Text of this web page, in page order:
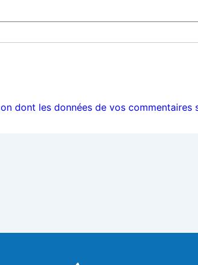
dont les données de vos commentaires